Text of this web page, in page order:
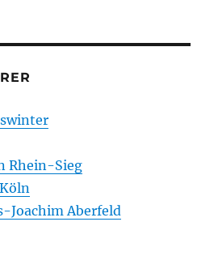
Rhein-Sieg
Joachim Aberfeld